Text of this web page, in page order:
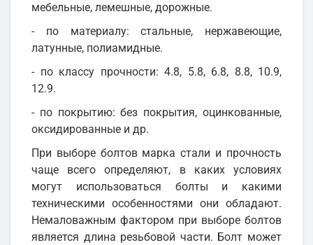
мебельные, лемешные, дорожные.
- по материалу: стальные, нержавеющие,
латунные, полиамидные.
- по классу прочности: 4.8, 5.8, 6.8, 8.8, 10.9,
12.9.
- по покрытию: без покрытия, оцинкованные,
оксидированные и др.
При выборе болтов марка стали и прочность
чаще всего определяют, в каких условиях
могут использоваться болты и какими
техническими особенностями они обладают.
Немаловажным фактором при выборе болтов
является длина резьбовой части. Болт может